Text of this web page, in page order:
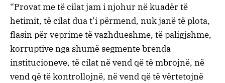
“Provat me të cilat jam i njohur në kuadër të
hetimit, të cilat dua t’i përmend, nuk janë të plota,
flasin për veprime të vazhdueshme, të paligjshme,
korruptive nga shumë segmente brenda
institucioneve, të cilat në vend që të mbrojnë, në
vend që të kontrollojnë, në vend që të vërtetojnë